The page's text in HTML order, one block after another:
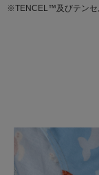
※TENCEL™及びテンセ